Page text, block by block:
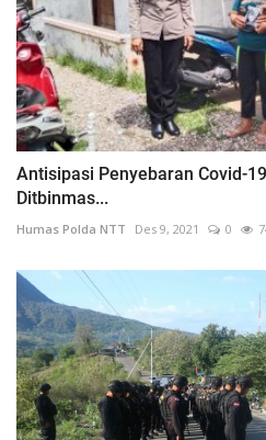
Antisipasi Penyebaran Covid-
Ditbinmas...
Humas Polda NTT Des 9, 2021 0